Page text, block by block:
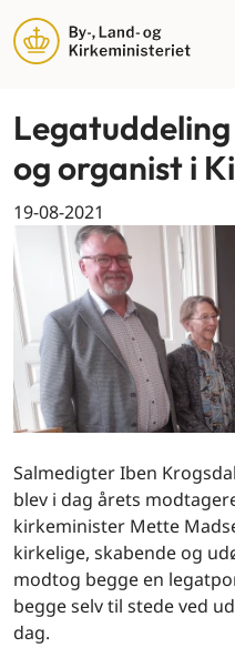
og organist i
19-08-2021
Salmedigter Iben
blev i dag årets
kirkeminister Mette
kirkelige, skabende og
modtog begge en
begge selv til stede ved
dag.